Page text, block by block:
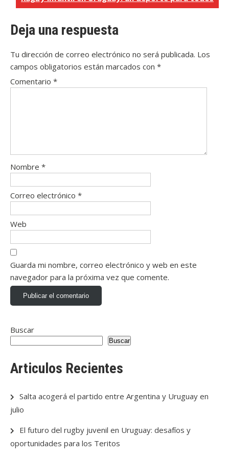
entradas
Deja una respuesta
Tu dirección de correo electrónico no será publicada. Los
campos obligatorios están marcados con *
Comentario *
Nombre *
Correo electrónico *
Web
Guarda mi nombre, correo electrónico y web en este
navegador para la próxima vez que comente.
Buscar
Buscar
Articulos Recientes
Salta acogerá el partido entre Argentina y Uruguay en
julio
El futuro del rugby juvenil en Uruguay: desafíos y
oportunidades para los Teritos